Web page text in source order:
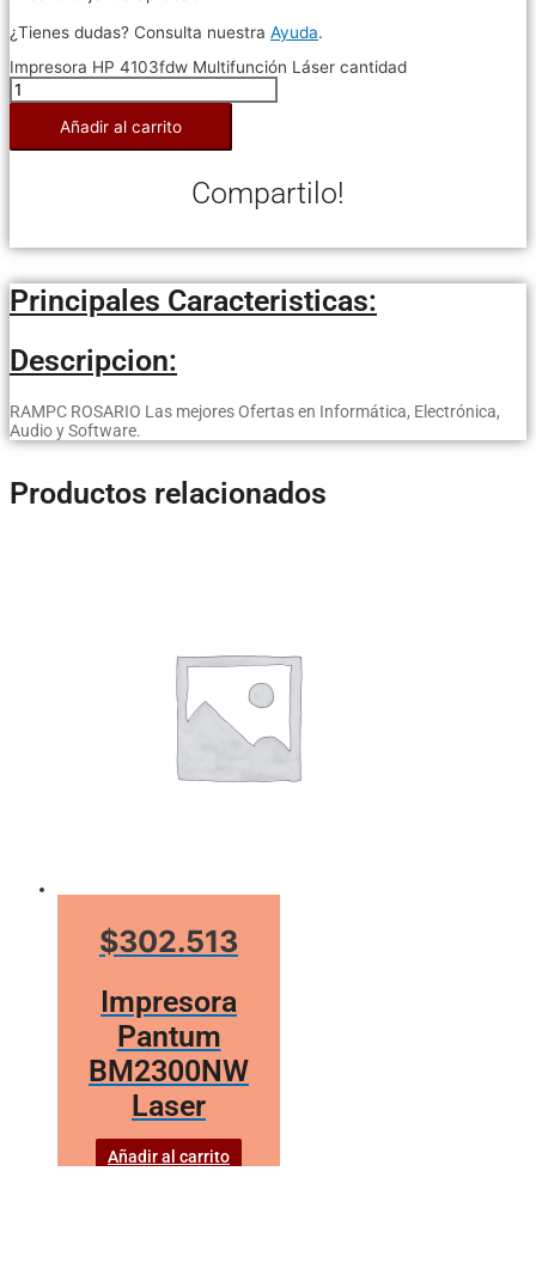
¿Tienes dudas? Consulta nuestra Ayuda.
Impresora HP 4103fdw Multifunción Láser cantidad
Añadir al carrito
Compartilo!
Principales Caracteristicas:
Descripcion:
RAMPC ROSARIO Las mejores Ofertas en Informática, Electrónica,
Audio y Software.
Productos relacionados
$302.513
Impresora
Pantum
BM2300NW
Laser
Añadir al carrito